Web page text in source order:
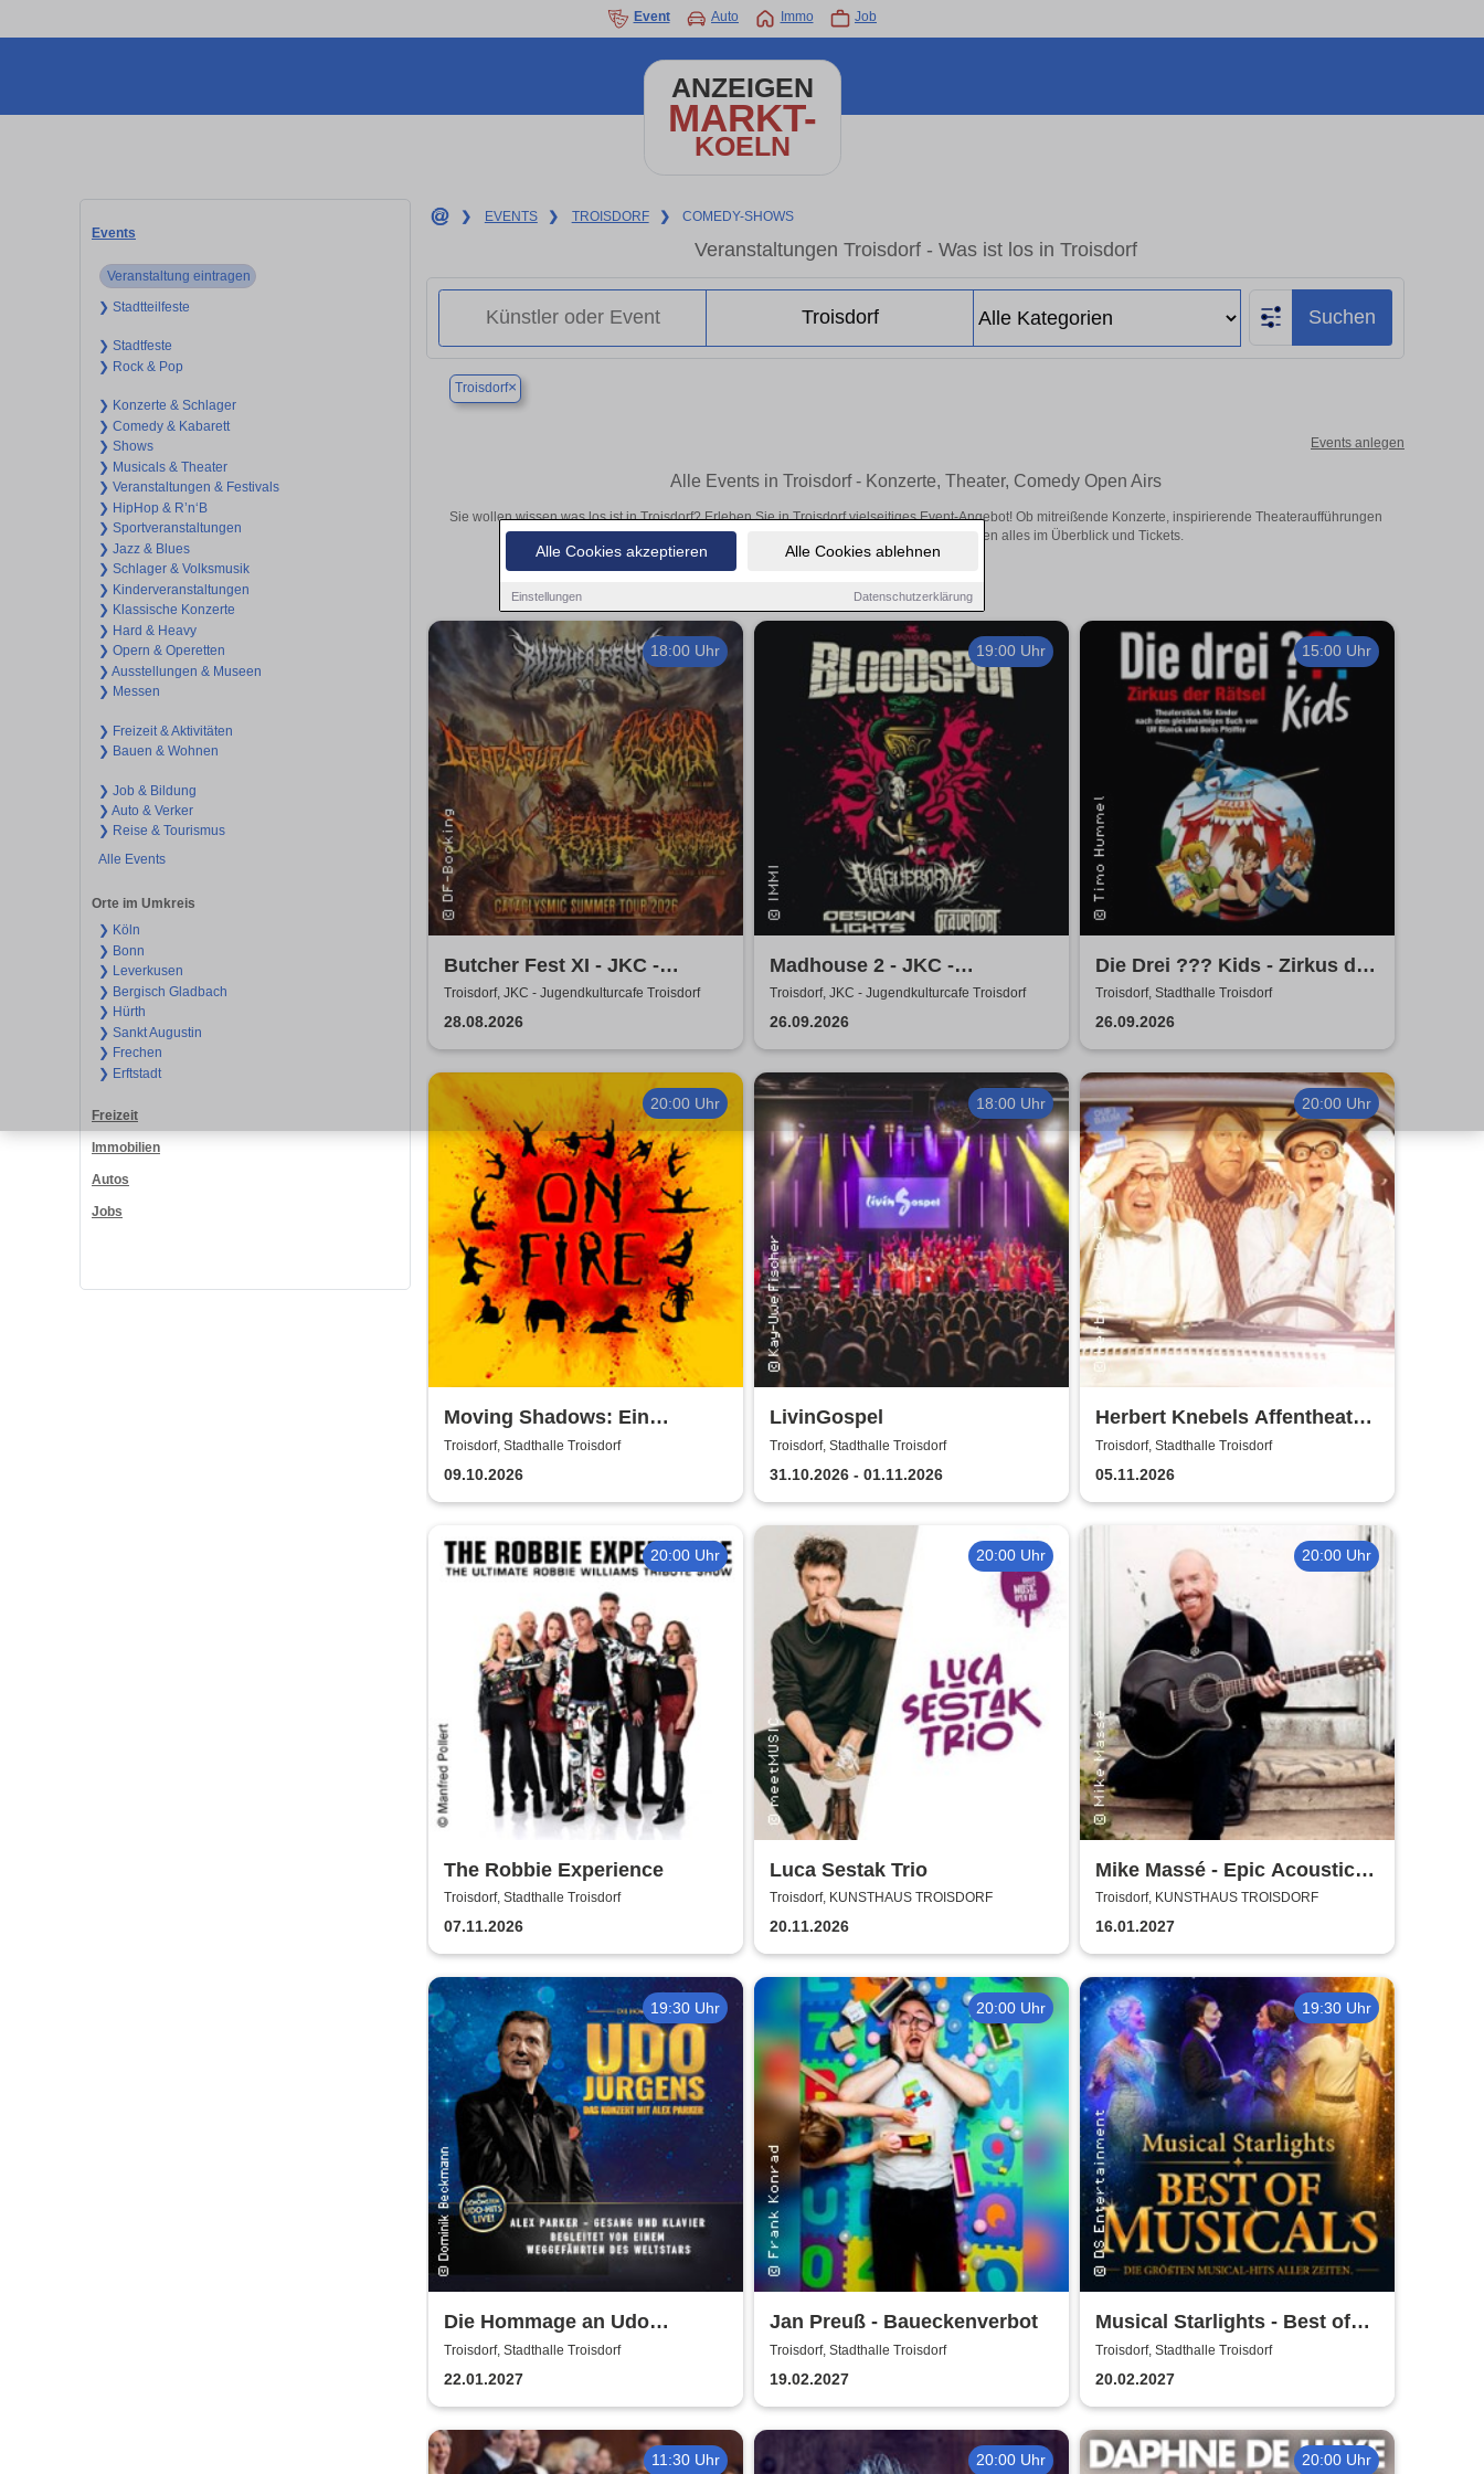
Alle Cookies akzeptieren Alle Cookies ablehnen
Einstellungen Datenschutzerklärung
Event Auto Immo Job
ANZEIGEN
MARKT-
KOELN
Events
Veranstaltung eintragen
❯ Stadtteilfeste
❯ Stadtfeste
❯ Rock & Pop
❯ Konzerte & Schlager
❯ Comedy & Kabarett
❯ Shows
❯ Musicals & Theater
❯ Veranstaltungen & Festivals
❯ HipHop & R’n‘B
❯ Sportveranstaltungen
❯ Jazz & Blues
❯ Schlager & Volksmusik
❯ Kinderveranstaltungen
❯ Klassische Konzerte
❯ Hard & Heavy
❯ Opern & Operetten
❯ Ausstellungen & Museen
❯ Messen
❯ Freizeit & Aktivitäten
❯ Bauen & Wohnen
❯ Job & Bildung
❯ Auto & Verker
❯ Reise & Tourismus
Alle Events
Orte im Umkreis
❯ Köln
❯ Bonn
❯ Leverkusen
❯ Bergisch Gladbach
❯ Hürth
❯ Sankt Augustin
❯ Frechen
❯ Erftstadt
Freizeit
Immobilien
Autos
Jobs
❯ EVENTS ❯ TROISDORF ❯ COMEDY-SHOWS
Veranstaltungen Troisdorf - Was ist los in Troisdorf
Suchen
Troisdorf×
Events anlegen
Alle Events in Troisdorf - Konzerte, Theater, Comedy Open Airs
Sie wollen wissen was los ist in Troisdorf? Erleben Sie in Troisdorf vielseitiges Event-Angebot! Ob mitreißende Konzerte, inspirierende Theateraufführungen
oder aufregende Veranstaltungen in Troisdorf – hier finden alles im Überblick und Tickets.
18:00 Uhr
Butcher Fest XI - JKC -
Jugendkulturcafe Troisdorf
Troisdorf, JKC - Jugendkulturcafe Troisdorf
28.08.2026
19:00 Uhr
Madhouse 2 - JKC -
Jugendkulturcafe Troisdorf
Troisdorf, JKC - Jugendkulturcafe Troisdorf
26.09.2026
15:00 Uhr
Die Drei ??? Kids - Zirkus der
Rätsel
Troisdorf, Stadthalle Troisdorf
26.09.2026
20:00 Uhr
Moving Shadows: Ein
Schattentheater, das alles in
den Schatten stellt - On Fire
Troisdorf, Stadthalle Troisdorf
09.10.2026
18:00 Uhr
LivinGospel
Troisdorf, Stadthalle Troisdorf
31.10.2026 - 01.11.2026
20:00 Uhr
Herbert Knebels Affentheater
- Voll Karacho!
Troisdorf, Stadthalle Troisdorf
05.11.2026
20:00 Uhr
The Robbie Experience
Troisdorf, Stadthalle Troisdorf
07.11.2026
20:00 Uhr
Luca Sestak Trio
Troisdorf, KUNSTHAUS TROISDORF
20.11.2026
20:00 Uhr
Mike Massé - Epic Acoustic
Classic Rock in Concert
Troisdorf, KUNSTHAUS TROISDORF
16.01.2027
19:30 Uhr
Die Hommage an Udo
Jürgens - Das Konzert mit
Alex Parker
Troisdorf, Stadthalle Troisdorf
22.01.2027
20:00 Uhr
Jan Preuß - Baueckenverbot
Troisdorf, Stadthalle Troisdorf
19.02.2027
19:30 Uhr
Musical Starlights - Best of
Musicals
Troisdorf, Stadthalle Troisdorf
20.02.2027
11:30 Uhr 20:00 Uhr 20:00 Uhr